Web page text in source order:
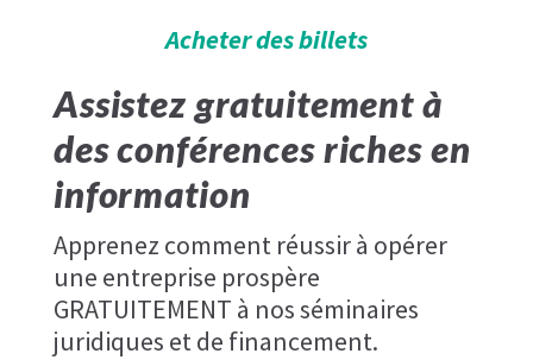
Acheter des billets
Assistez gratuitement à
des conférences riches en
information
Apprenez comment réussir à opérer
une entreprise prospère
GRATUITEMENT à nos séminaires
juridiques et de financement.